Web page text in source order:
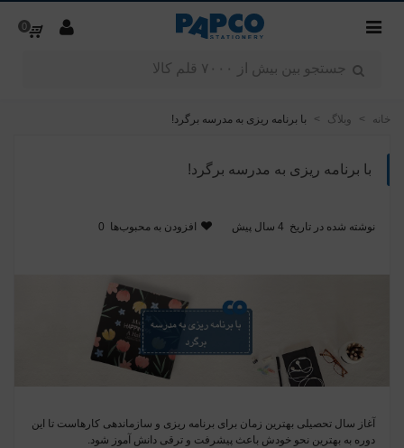
0
خانه > وبلاگ > با برنامه ریزی به مدرسه برگرد!
با برنامه ریزی به مدرسه برگرد!
نوشته شده در تاریخ 4 سال پیش افزودن به محبوب‌ها 0
آغاز سال تحصیلی بهترین زمان برای برنامه ریزی و سازماندهی کارهاست تا این
دوره به بهترین نحو خودش باعث پیشرفت و ترقی دانش آموز شود.